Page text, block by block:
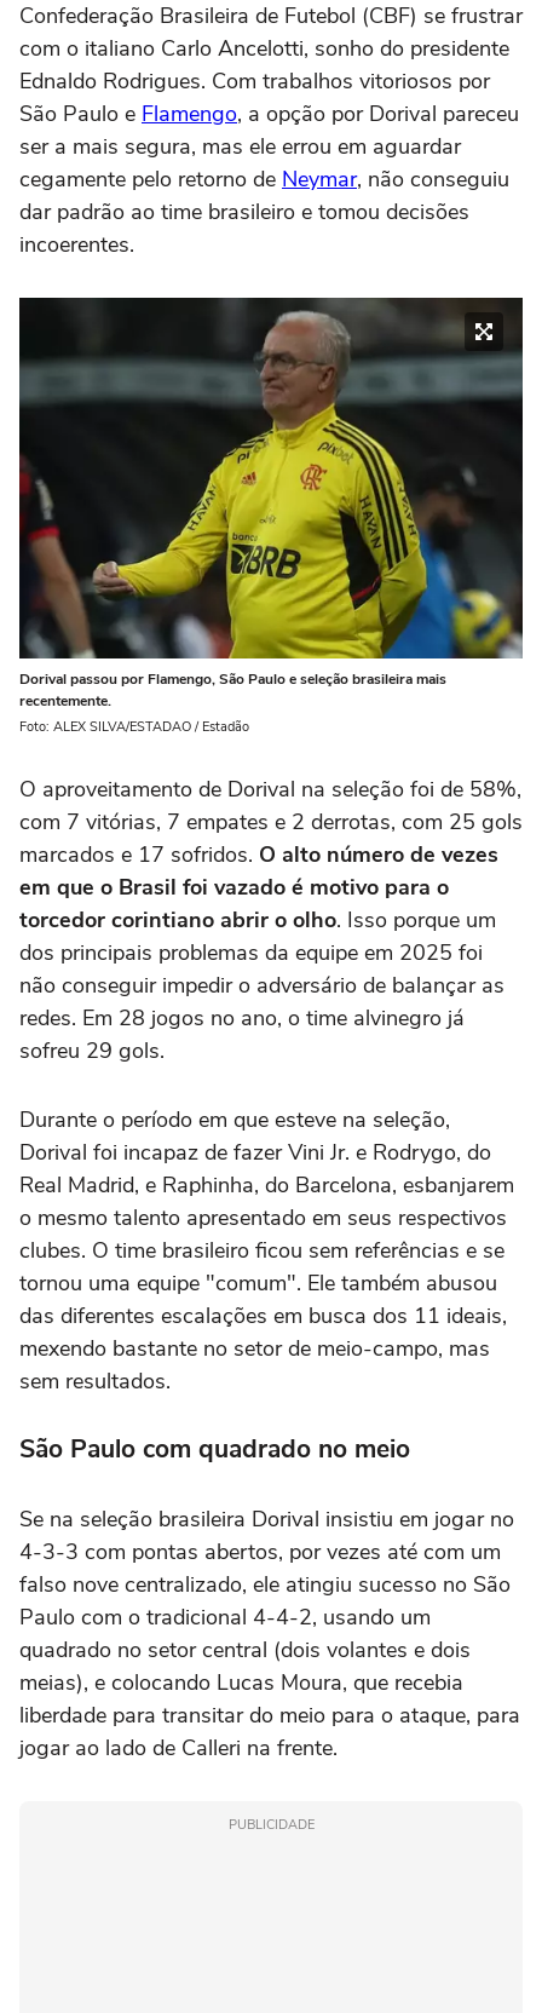
Confederação Brasileira de Futebol (CBF) se frustrar
com o italiano Carlo Ancelotti, sonho do presidente
Ednaldo Rodrigues. Com trabalhos vitoriosos por
São Paulo e Flamengo, a opção por Dorival pareceu
ser a mais segura, mas ele errou em aguardar
cegamente pelo retorno de Neymar, não conseguiu
dar padrão ao time brasileiro e tomou decisões
incoerentes.
Dorival passou por Flamengo, São Paulo e seleção brasileira mais
recentemente.
Foto: ALEX SILVA/ESTADAO / Estadão
O aproveitamento de Dorival na seleção foi de 58%,
com 7 vitórias, 7 empates e 2 derrotas, com 25 gols
marcados e 17 sofridos. O alto número de vezes
em que o Brasil foi vazado é motivo para o
torcedor corintiano abrir o olho. Isso porque um
dos principais problemas da equipe em 2025 foi
não conseguir impedir o adversário de balançar as
redes. Em 28 jogos no ano, o time alvinegro já
sofreu 29 gols.
Durante o período em que esteve na seleção,
Dorival foi incapaz de fazer Vini Jr. e Rodrygo, do
Real Madrid, e Raphinha, do Barcelona, esbanjarem
o mesmo talento apresentado em seus respectivos
clubes. O time brasileiro ficou sem referências e se
tornou uma equipe "comum". Ele também abusou
das diferentes escalações em busca dos 11 ideais,
mexendo bastante no setor de meio-campo, mas
sem resultados.
São Paulo com quadrado no meio
Se na seleção brasileira Dorival insistiu em jogar no
4-3-3 com pontas abertos, por vezes até com um
falso nove centralizado, ele atingiu sucesso no São
Paulo com o tradicional 4-4-2, usando um
quadrado no setor central (dois volantes e dois
meias), e colocando Lucas Moura, que recebia
liberdade para transitar do meio para o ataque, para
jogar ao lado de Calleri na frente.
PUBLICIDADE